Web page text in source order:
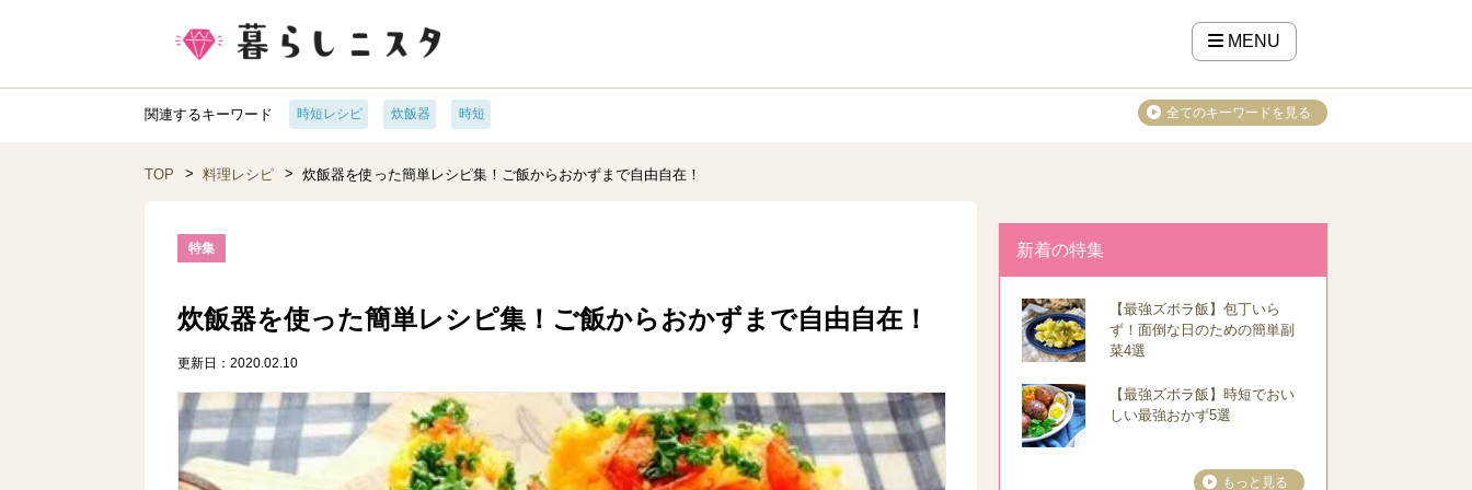
MENU
関連するキーワード 時短レシピ 炊飯器 時短 全てのキーワードを見る
TOP 料理レシピ 炊飯器を使った簡単レシピ集！ご飯からおかずまで自由自在！
特集
炊飯器を使った簡単レシピ集！ご飯からおかずまで自由自在！
更新日：2020.02.10
新着の特集
【最強ズボラ飯】包丁いら
ず！面倒な日のための簡単副
菜4選
【最強ズボラ飯】時短でおい
しい最強おかず5選
もっと見る